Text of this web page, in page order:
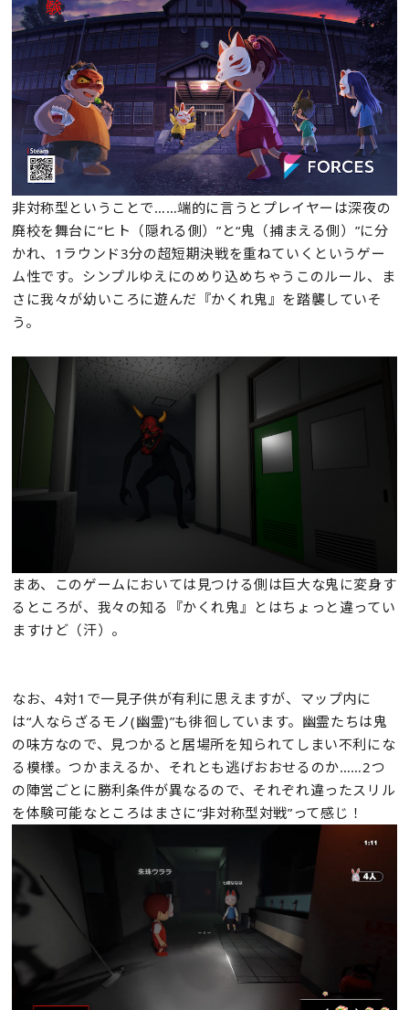
非対称型ということで……端的に言うとプレイヤーは深夜の
廃校を舞台に“ヒト（隠れる側）”と“鬼（捕まえる側）”に分
かれ、1ラウンド3分の超短期決戦を重ねていくというゲー
ム性です。シンプルゆえにのめり込めちゃうこのルール、ま
さに我々が幼いころに遊んだ『かくれ鬼』を踏襲していそ
う。
まあ、このゲームにおいては見つける側は巨大な鬼に変身す
るところが、我々の知る『かくれ鬼』とはちょっと違ってい
ますけど（汗）。
なお、4対1で一見子供が有利に思えますが、マップ内に
は“人ならざるモノ(幽霊)”も徘徊しています。幽霊たちは鬼
の味方なので、見つかると居場所を知られてしまい不利にな
る模様。つかまえるか、それとも逃げおおせるのか……2つ
の陣営ごとに勝利条件が異なるので、それぞれ違ったスリル
を体験可能なところはまさに“非対称型対戦”って感じ！